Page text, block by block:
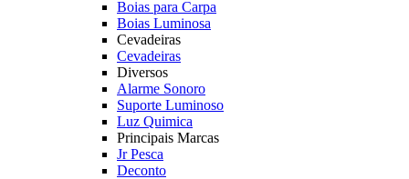
Boias para Carpa
Boias Luminosa
Cevadeiras
Cevadeiras
Diversos
Alarme Sonoro
Suporte Luminoso
Luz Quimica
Principais Marcas
Jr Pesca
Deconto